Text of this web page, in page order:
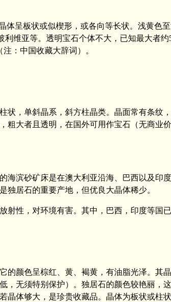
呈板状或似楔形，或各向等长状。浅黄色
利维亚等。透明宝石个体不大，已知最大者
：中国收藏大辞词）。
，单斜晶系，斜方柱晶类。晶面常有条纹
大者且透明，在国外可用作宝石（无商业
滨砂矿床是在澳大利亚沿海、巴西以及印
独居石的重要产地，但优良大晶体稀少。
性，对环境有害。其中，巴西，印度等国已
颜色呈棕红、黄、褐黄，有油脂光泽。其
，无须特别保护）。独居石的颜色较艳丽，
体够大，是珍贵收藏品。晶体为板状或柱